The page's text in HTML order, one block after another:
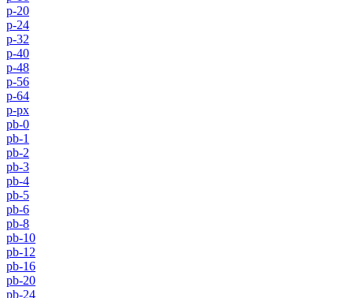
p-20
p-24
p-32
p-40
p-48
p-56
p-64
p-px
pb-0
pb-1
pb-2
pb-3
pb-4
pb-5
pb-6
pb-8
pb-10
pb-12
pb-16
pb-20
pb-24